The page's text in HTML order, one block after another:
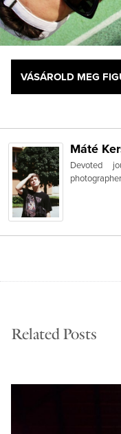
VÁSÁROLD MEG
Máté
Devoted
Related Posts